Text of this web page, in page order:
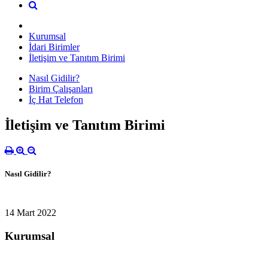
Kurumsal
İdari Birimler
İletişim ve Tanıtım Birimi
Nasıl Gidilir?
Birim Çalışanları
İç Hat Telefon
İletişim ve Tanıtım Birimi
Nasıl Gidilir?
14 Mart 2022
Kurumsal